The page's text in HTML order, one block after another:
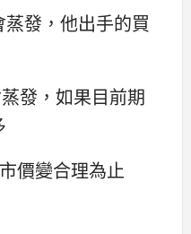
發，他出手的買
發，如果目前期
價變合理為止